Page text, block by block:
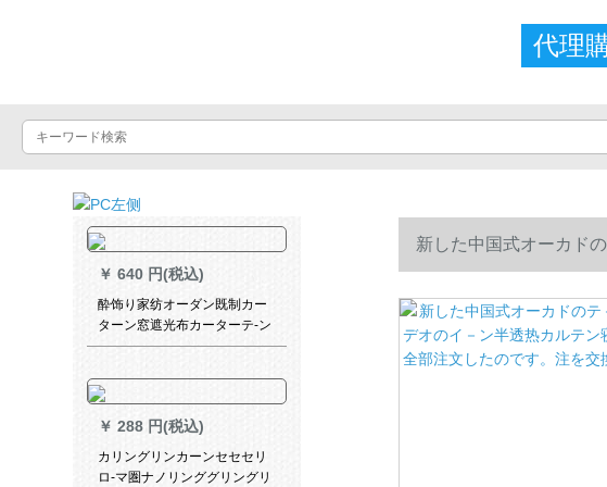
代理
￥ 640 円(税込)
酔饰り家纺オーダン既制カー
ターン窓遮光布カーターテ-ン
寝室ベロダ断热カーターテー
桃の花2枚*2.7高フルピニング
1枚
￥ 288 円(税込)
カリングリンカーンセセセリ
ロ-マ圏ナノリンググリングリ
新した中国式オーカド
全部注文したのです。注